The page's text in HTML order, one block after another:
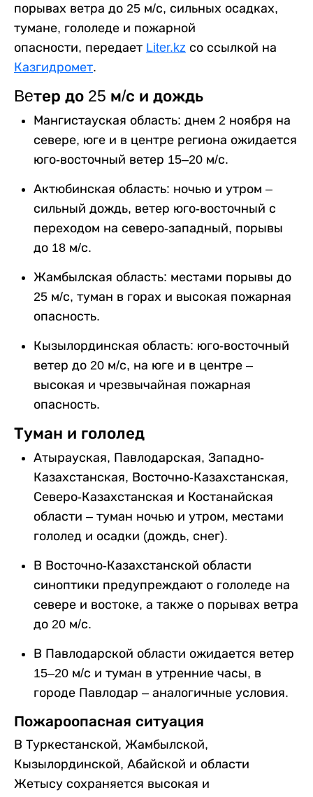
порывах ветра до 25 м/с, сильных осадках,
тумане, гололеде и пожарной
опасности, передает Liter.kz со ссылкой на
Казгидромет.
Beтер до 25 м/с и дождь
Мангистауская область: днем 2 ноября на
севере, юге и в центре региона ожидается
юго-восточный ветер 15–20 м/с.
Актюбинская область: ночью и утром –
сильный дождь, ветер юго-восточный с
переходом на северо-западный, порывы
до 18 м/с.
Жамбылская область: местами порывы до
25 м/с, туман в горах и высокая пожарная
опасность.
Кызылординская область: юго-восточный
ветер до 20 м/с, на юге и в центре –
высокая и чрезвычайная пожарная
опасность.
Туман и гололед
Атырауская, Павлодарская, Западно-
Казахстанская, Восточно-Казахстанская,
Северо-Казахстанская и Костанайская
области – туман ночью и утром, местами
гололед и осадки (дождь, снег).
В Восточно-Казахстанской области
синоптики предупреждают о гололеде на
севере и востоке, а также о порывах ветра
до 20 м/с.
В Павлодарской области ожидается ветер
15–20 м/с и туман в утренние часы, в
городе Павлодар – аналогичные условия.
Пожароопасная ситуация
В Туркестанской, Жамбылской,
Кызылординской, Абайской и области
Жетысу сохраняется высокая и